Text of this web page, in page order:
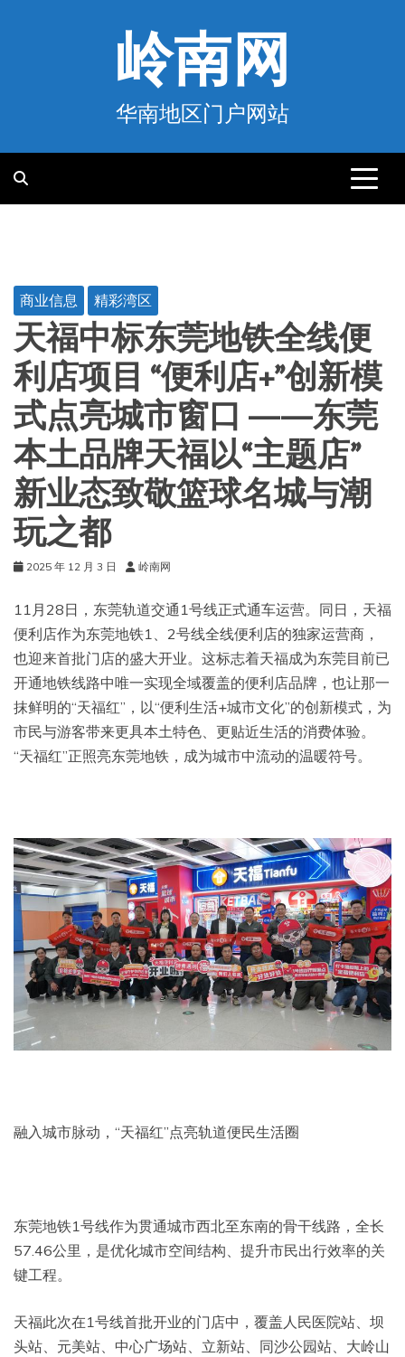
岭南网
华南地区门户网站
商业信息 精彩湾区
​天福中标东莞地铁全线便
利店项目 “便利店+”创新模
式点亮城市窗口 ——东莞
本土品牌天福以“主题店”
新业态致敬篮球名城与潮
玩之都
2025 年 12 月 3 日 岭南网
11月28日，东莞轨道交通1号线正式通车运营。同日，天福
便利店作为东莞地铁1、2号线全线便利店的独家运营商，
也迎来首批门店的盛大开业。这标志着天福成为东莞目前已
开通地铁线路中唯一实现全域覆盖的便利店品牌，也让那一
抹鲜明的“天福红”，以“便利生活+城市文化”的创新模式，为
市民与游客带来更具本土特色、更贴近生活的消费体验。
“天福红”正照亮东莞地铁，成为城市中流动的温暖符号。
融入城市脉动，“天福红”点亮轨道便民生活圈
东莞地铁1号线作为贯通城市西北至东南的骨干线路，全长
57.46公里，是优化城市空间结构、提升市民出行效率的关
键工程。
天福此次在1号线首批开业的门店中，覆盖人民医院站、坝
头站、元美站、中心广场站、立新站、同沙公园站、大岭山